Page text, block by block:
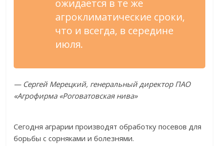
ожидается в те же
агроклиматические сроки,
что и всегда, в середине
июля.
— Сергей Мерецкий, генеральный директор ПАО
«Агрофирма «Роговатовская нива»
Сегодня аграрии производят обработку посевов для
борьбы с сорняками и болезнями.